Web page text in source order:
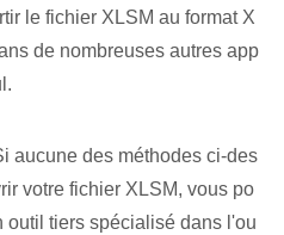
le fichier XLSM au format X
de nombreuses autres app
aucune des méthodes ci-des
votre fichier XLSM, vous po
outil tiers spécialisé dans l'ou